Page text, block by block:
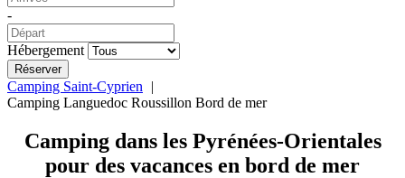
-
Hébergement
Camping Saint-Cyprien
Camping Languedoc Roussillon Bord de mer
Camping dans les Pyrénées-Orientales
pour des vacances en bord de mer